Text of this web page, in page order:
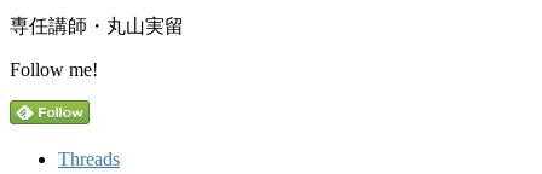
専任講師・丸山実留
Follow me!
Threads